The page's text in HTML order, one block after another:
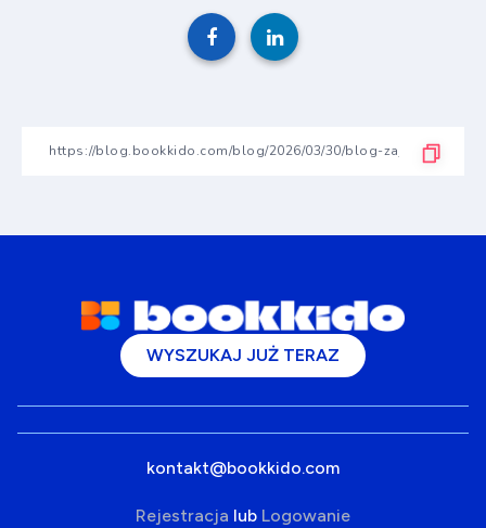
WYSZUKAJ JUŻ TERAZ
kontakt@bookkido.com
Rejestracja lub Logowanie